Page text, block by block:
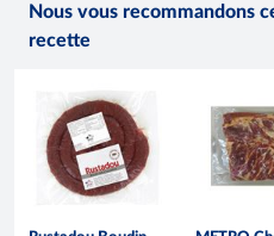
Nous vous recommandons
recette